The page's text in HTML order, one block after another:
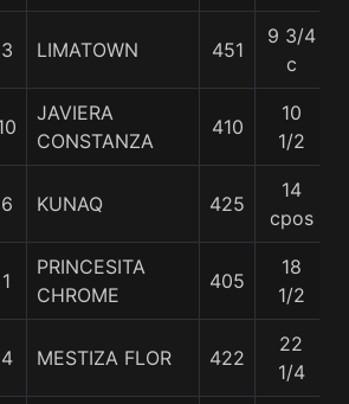
3 LIMATOWN 451
9 3/4
c
JAVIERA
CONSTANZA
410
10
1/2
6 KUNAQ 425
14
cpos
1
PRINCESITA
CHROME
405
18
1/2
4 MESTIZA FLOR 422
22
1/4